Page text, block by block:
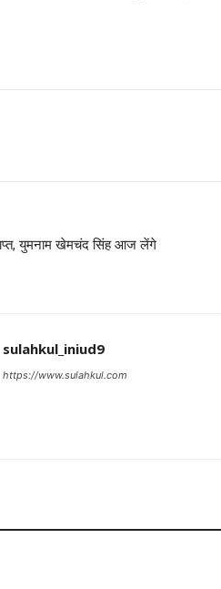
युमनाम खेमचंद सिंह आज लेंगे
sulahkul_iniud9
https://www.sulahkul.com